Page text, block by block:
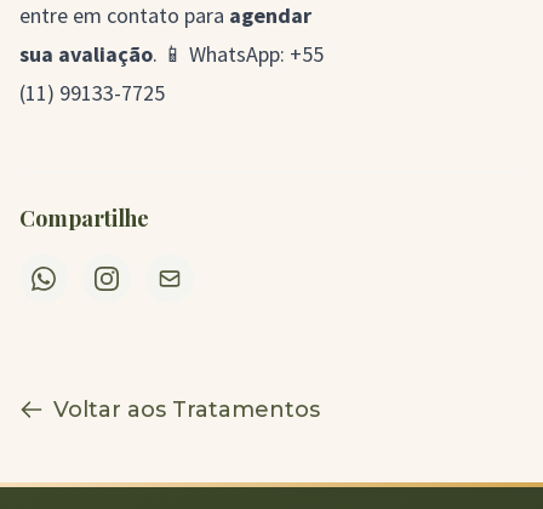
entre em contato para agendar
sua avaliação. 📱 WhatsApp: +55
(11) 99133-7725
Compartilhe
Voltar aos Tratamentos